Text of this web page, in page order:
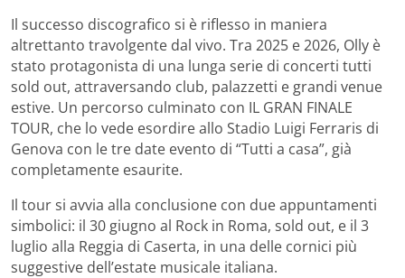
Il successo discografico si è riflesso in maniera
altrettanto travolgente dal vivo. Tra 2025 e 2026, Olly è
stato protagonista di una lunga serie di concerti tutti
sold out, attraversando club, palazzetti e grandi venue
estive. Un percorso culminato con IL GRAN FINALE
TOUR, che lo vede esordire allo Stadio Luigi Ferraris di
Genova con le tre date evento di “Tutti a casa”, già
completamente esaurite.
Il tour si avvia alla conclusione con due appuntamenti
simbolici: il 30 giugno al Rock in Roma, sold out, e il 3
luglio alla Reggia di Caserta, in una delle cornici più
suggestive dell’estate musicale italiana.